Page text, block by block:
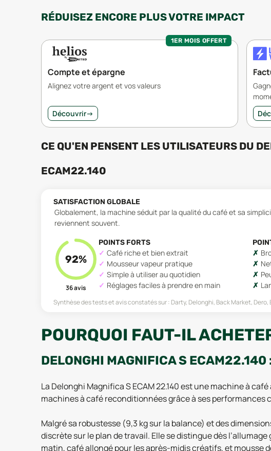
RÉDUISEZ ENCORE PLUS VOTRE IMPACT
1ER MOIS OFFERT
Compte et épargne
Alignez votre argent et vos valeurs
Découvrir→
CE QU'EN PENSENT LES UTILISATEURS DU
ECAM22.140
SATISFACTION GLOBALE
Globalement, la machine séduit par la qualité du café et sa
reviennent souvent.
92%
36avis
POINTS FORTS
Café riche et bien extrait
Mousseur vapeur pratique
Simple à utiliser au quotidien
Réglages faciles à prendre en main
Synthèse des tests et avis constatés sur : Darty, Delonghi, Back Market,
POURQUOI FAUT-IL
DELONGHI MAGNIFICA S ECAM22.140
La Delonghi Magnifica S ECAM 22.140 est une machine à
machines à café reconditionnées grâce à ses performances
Malgré sa robustesse (9,3 kg sur la balance) et des
discrète sur le plan de travail. Elle se distingue dès
matin, café allongé pour les après-midis créatifs, et mousse